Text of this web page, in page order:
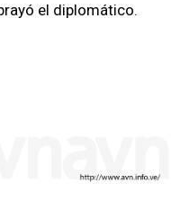
el diplomático.